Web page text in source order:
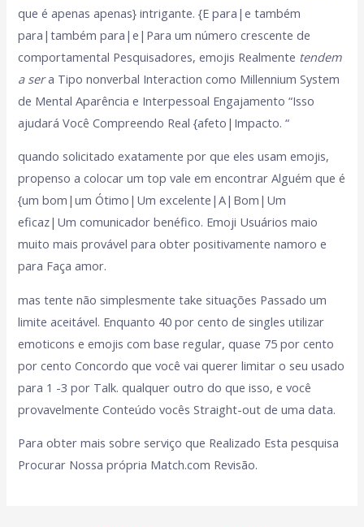
que é apenas apenas} intrigante. {E para|e também
para|também para|e|Para um número crescente de
comportamental Pesquisadores, emojis Realmente tendem
a sera Tipo nonverbal Interaction como Millennium System
de Mental Aparência e Interpessoal Engajamento “Isso
ajudará Você Compreendo Real {afeto|Impacto. “
quando solicitado exatamente por que eles usam emojis,
propenso a colocar um top vale em encontrar Alguém que é
{um bom|um Ótimo|Um excelente|A|Bom|Um
eficaz|Um comunicador benéfico. Emoji Usuários maio
muito mais provável para obter positivamente namoro e
para Faça amor.
mas tente não simplesmente take situações Passado um
limite aceitável. Enquanto 40 por cento de singles utilizar
emoticons e emojis com base regular, quase 75 por cento
por cento Concordo que você vai querer limitar o seu usado
para 1 -3 por Talk. qualquer outro do que isso, e você
provavelmente Conteúdo vocês Straight-out de uma data.
Para obter mais sobre serviço que Realizado Esta pesquisa
Procurar Nossa própria Match.com Revisão.